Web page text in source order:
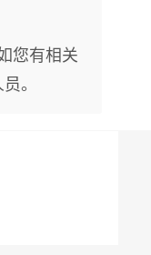
您有相关
。